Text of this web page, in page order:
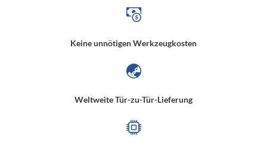
Keine unnötigen Werkzeugkosten
Weltweite Tür-zu-Tür-Lieferung